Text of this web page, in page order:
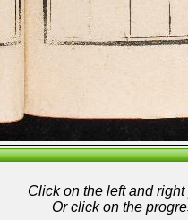
Click on the left and
Or click on the